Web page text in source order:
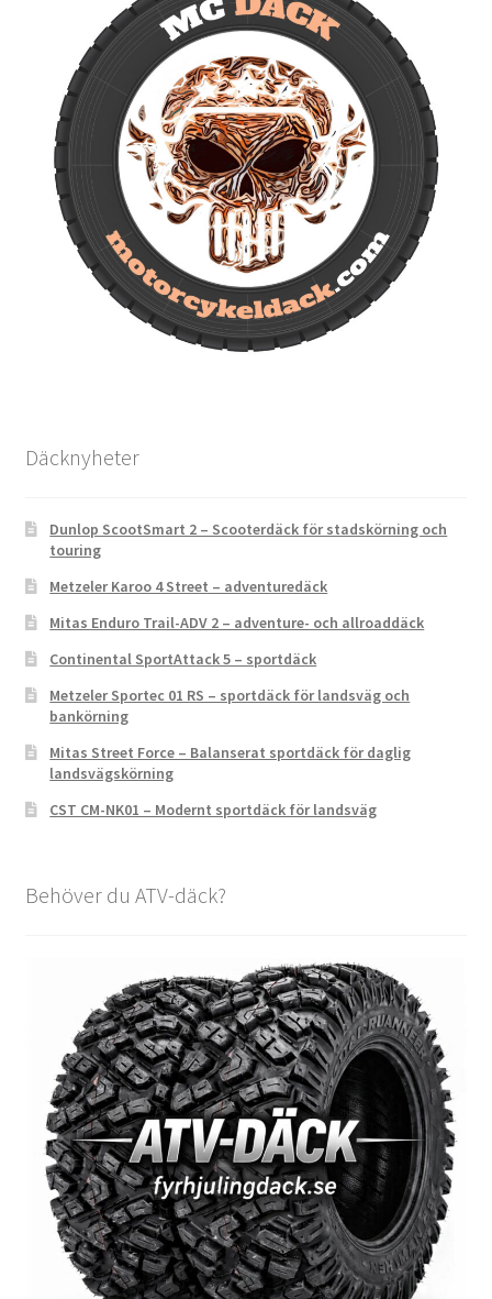
Däcknyheter
Dunlop ScootSmart 2 – Scooterdäck för stadskörning och
touring
Metzeler Karoo 4 Street – adventuredäck
Mitas Enduro Trail-ADV 2 – adventure- och allroaddäck
Continental SportAttack 5 – sportdäck
Metzeler Sportec 01 RS – sportdäck för landsväg och
bankörning
Mitas Street Force – Balanserat sportdäck för daglig
landsvägskörning
CST CM-NK01 – Modernt sportdäck för landsväg
Behöver du ATV-däck?